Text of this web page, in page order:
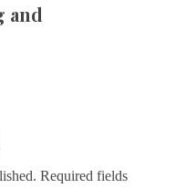
and
Required fields